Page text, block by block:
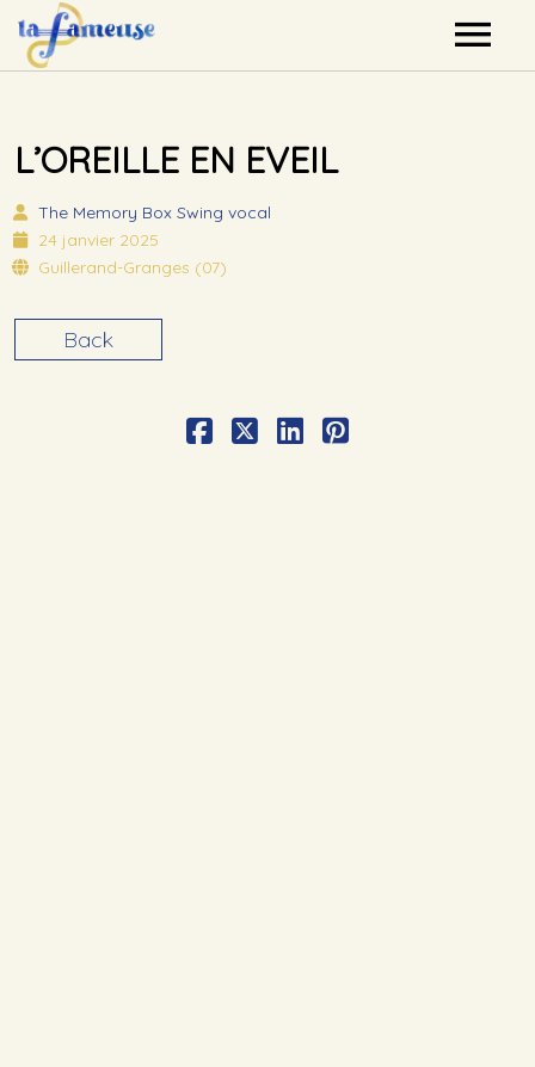
Agenda
Label
L’OREILLE EN EVEIL
The Memory Box Swing vocal
24 janvier 2025
Guillerand-Granges (07)
Back